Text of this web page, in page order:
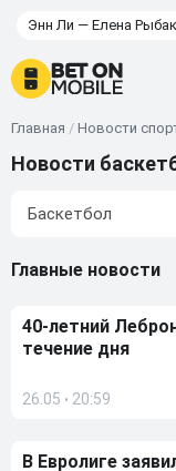
Энн Ли — Елена
Главная / Новости
Новости
Баскетбол
Главные новости
40-летний
течение дня
26.05 • 20:59
В Евролиге